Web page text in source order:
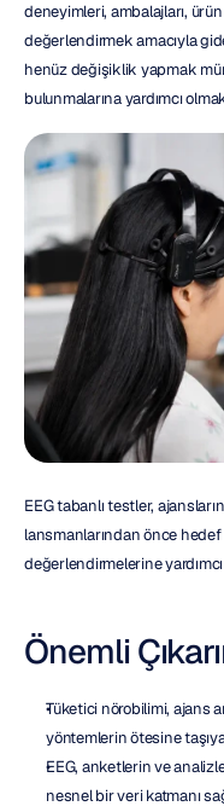
deneyimleri, ambalajları,
değerlendirmek amacıyla
henüz değişiklik yapmak
bulunmalarına yardımcı
EEG tabanlı testler,
lansmanlarından önce
değerlendirmelerine
Önemli
Tüketici nörobilimi, ajans
yöntemlerin ötesine
EEG, anketlerin ve
nesnel bir veri katmanı